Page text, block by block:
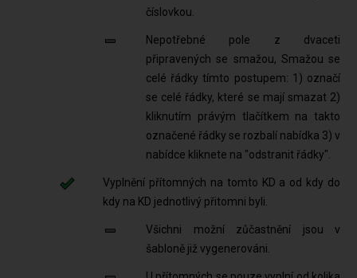
číslovkou.
Nepotřebné pole z dvaceti
připravených se smažou, Smažou se
celé řádky tímto postupem: 1) označí
se celé řádky, které se mají smazat 2)
kliknutím právým tlačítkem na takto
označené řádky se rozbalí nabídka 3) v
nabídce kliknete na "odstranit řádky".
Vyplnění přítomných na tomto KD a od kdy do
kdy na KD jednotlivý přitomni byli.
Všichni možní zůčastnění jsou v
šabloně již vygenerováni.